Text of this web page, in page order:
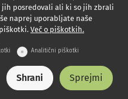
posredovali ali ki so jih zbrali
naprej uporabljate naše
Več o piškotkih.
Analitični piškotki
Sprejmi
Shrani